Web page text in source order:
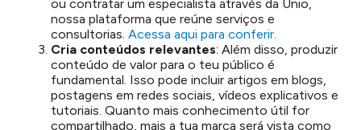
ou contratar um especialista através da Unio,
nossa plataforma que reúne serviços e
consultorias. Acessa aqui para conferir.
Cria conteúdos relevantes: Além disso, produzir
conteúdo de valor para o teu público é
fundamental. Isso pode incluir artigos em blogs,
postagens em redes sociais, vídeos explicativos e
tutoriais. Quanto mais conhecimento útil for
compartilhado, mais a tua marca será vista como